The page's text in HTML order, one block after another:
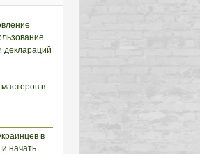
деклараций
в
в
начать